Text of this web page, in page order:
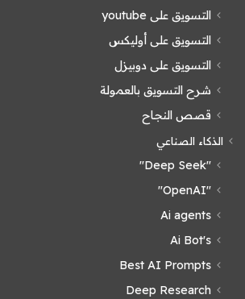
التسويق على youtube
التسويق على أوليكس
التسويق على دوبيزل
شرح التسويق بالعمولة
قصص النجاح
الذكاء الصناعي
"Deep Seek"
"OpenAI"
Ai agents
Ai Bot's
Best AI Prompts
Deep Research